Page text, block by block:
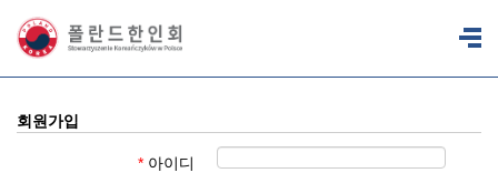
회원가입
* 아이디